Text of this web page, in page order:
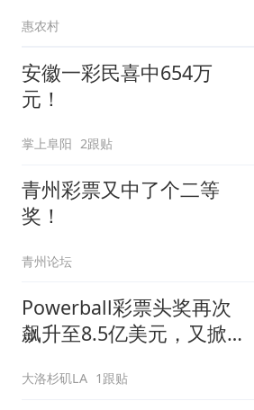
惠农村
安徽一彩民喜中654万
元！
掌上阜阳 2跟贴
青州彩票又中了个二等
奖！
青州论坛
Powerball彩票头奖再次
飙升至8.5亿美元，又掀起
大洛杉矶LA 1跟贴